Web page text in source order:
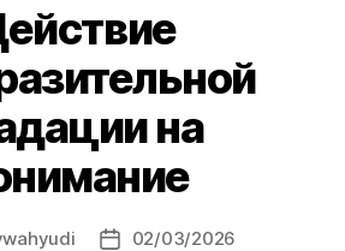
на
02/03/2026